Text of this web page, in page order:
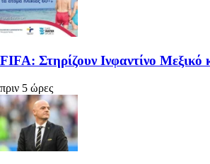
FIFA: Στηρίζουν Ινφαντίνο Μεξικό
πριν 5 ώρες